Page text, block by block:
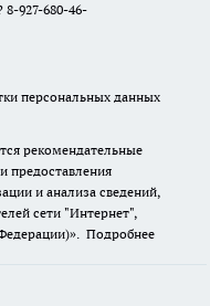
8-927-680-46-
персональных данных
рекомендательные
предоставления
и анализа сведений,
сети "Интернет",
Подробнее